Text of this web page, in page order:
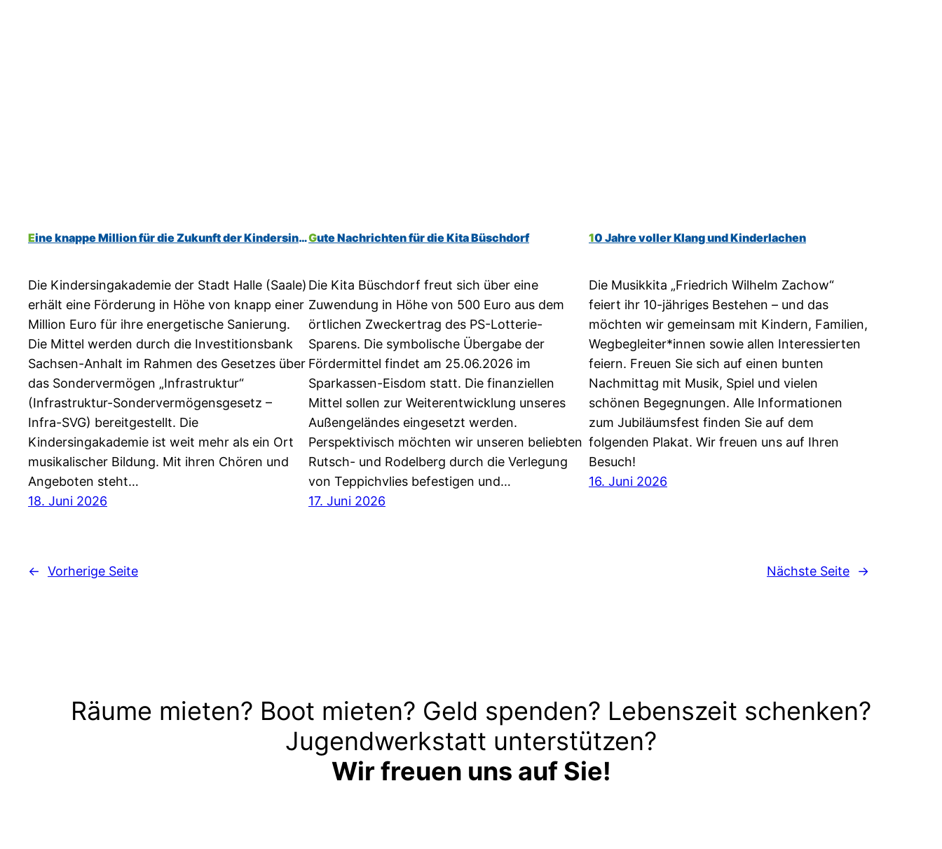
Eine knappe Million für die Zukunft der Kindersingakademie
Die Kindersingakademie der Stadt Halle (Saale)
erhält eine Förderung in Höhe von knapp einer
Million Euro für ihre energetische Sanierung.
Die Mittel werden durch die Investitionsbank
Sachsen-Anhalt im Rahmen des Gesetzes über
das Sondervermögen „Infrastruktur“
(Infrastruktur-Sondervermögensgesetz –
Infra-SVG) bereitgestellt. Die
Kindersingakademie ist weit mehr als ein Ort
musikalischer Bildung. Mit ihren Chören und
Angeboten steht…
18. Juni 2026
Gute Nachrichten für die Kita Büschdorf
Die Kita Büschdorf freut sich über eine
Zuwendung in Höhe von 500 Euro aus dem
örtlichen Zweckertrag des PS-Lotterie-
Sparens. Die symbolische Übergabe der
Fördermittel findet am 25.06.2026 im
Sparkassen-Eisdom statt. Die finanziellen
Mittel sollen zur Weiterentwicklung unseres
Außengeländes eingesetzt werden.
Perspektivisch möchten wir unseren beliebten
Rutsch- und Rodelberg durch die Verlegung
von Teppichvlies befestigen und…
17. Juni 2026
10 Jahre voller Klang und Kinderlachen
Die Musikkita „Friedrich Wilhelm Zachow“
feiert ihr 10-jähriges Bestehen – und das
möchten wir gemeinsam mit Kindern, Familien,
Wegbegleiter*innen sowie allen Interessierten
feiern. Freuen Sie sich auf einen bunten
Nachmittag mit Musik, Spiel und vielen
schönen Begegnungen. Alle Informationen
zum Jubiläumsfest finden Sie auf dem
folgenden Plakat. Wir freuen uns auf Ihren
Besuch!
16. Juni 2026
← Vorherige Seite Nächste Seite →
Räume mieten? Boot mieten? Geld spenden? Lebenszeit schenken?
Jugendwerkstatt unterstützen?
Wir freuen uns auf Sie!